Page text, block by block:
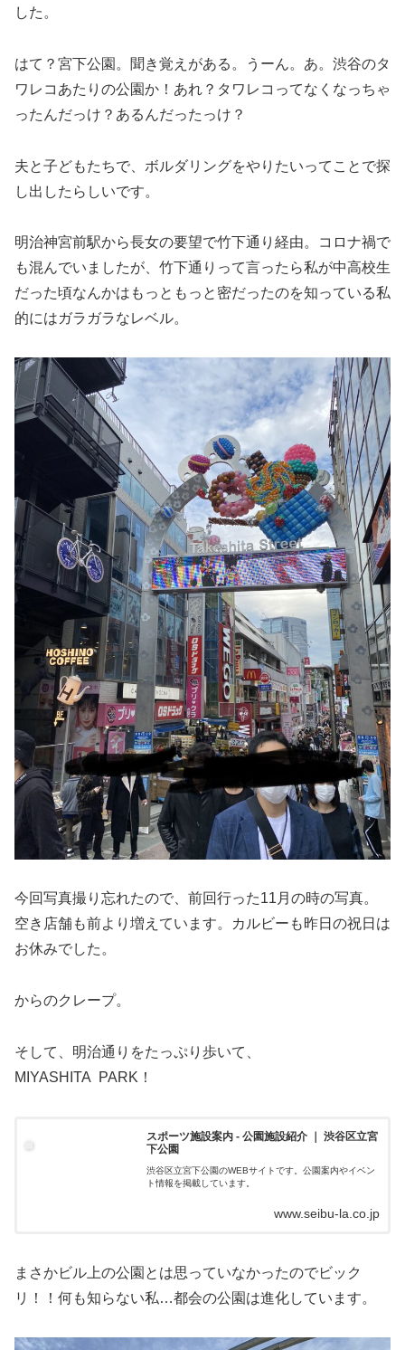
した。
はて？宮下公園。聞き覚えがある。うーん。あ。渋谷のタ
ワレコあたりの公園か！あれ？タワレコってなくなっちゃ
ったんだっけ？あるんだったっけ？
夫と子どもたちで、ボルダリングをやりたいってことで探
し出したらしいです。
明治神宮前駅から長女の要望で竹下通り経由。コロナ禍で
も混んでいましたが、竹下通りって言ったら私が中高校生
だった頃なんかはもっともっと密だったのを知っている私
的にはガラガラなレベル。
今回写真撮り忘れたので、前回行った11月の時の写真。
空き店舗も前より増えています。カルビーも昨日の祝日は
お休みでした。
からのクレープ。
そして、明治通りをたっぷり歩いて、
MIYASHITA PARK！
スポーツ施設案内 - 公園施設紹介 ｜ 渋谷区立宮
下公園
渋谷区立宮下公園のWEBサイトです。公園案内やイベン
ト情報を掲載しています。
www.seibu-la.co.jp
まさかビル上の公園とは思っていなかったのでビック
リ！！何も知らない私…都会の公園は進化しています。